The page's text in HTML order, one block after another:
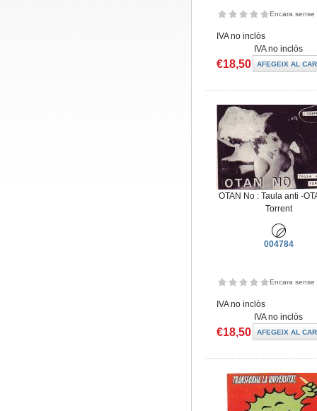
Encara sense
IVA no inclòs
IVA no inclòs
€18,50
OTAN No : Taula anti -
Torrent
004784
Encara sense
IVA no inclòs
IVA no inclòs
€18,50